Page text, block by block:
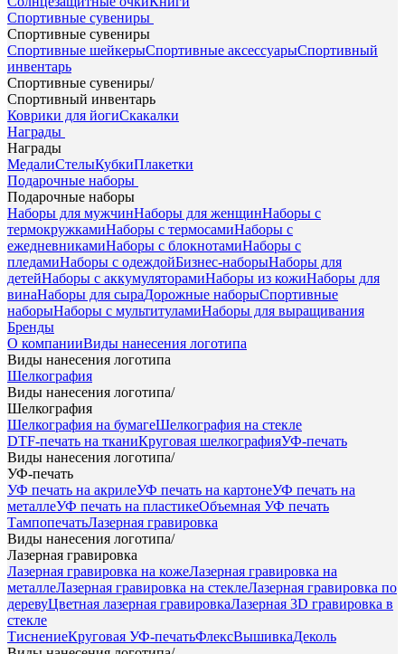
Спортивные сувениры
Спортивные сувениры
Спортивные шейкерыСпортивные аксессуарыСпортивный
инвентарь
Спортивные сувениры/
Спортивный инвентарь
Коврики для йогиСкакалки
Награды
Награды
МедалиСтелыКубкиПлакетки
Подарочные наборы
Подарочные наборы
Наборы для мужчинНаборы для женщинНаборы с
термокружкамиНаборы с термосамиНаборы с
ежедневникамиНаборы с блокнотамиНаборы с
пледамиНаборы с одеждойБизнес-наборыНаборы для
детейНаборы с аккумуляторамиНаборы из кожиНаборы для
винаНаборы для сыраДорожные наборыСпортивные
наборыНаборы с мультитуламиНаборы для выращивания
Бренды
О компанииВиды нанесения логотипа
Виды нанесения логотипа
Шелкография
Виды нанесения логотипа/
Шелкография
Шелкография на бумагеШелкография на стекле
DTF-печать на тканиКруговая шелкографияУФ-печать
Виды нанесения логотипа/
УФ-печать
УФ печать на акрилеУФ печать на картонеУФ печать на
металлеУФ печать на пластикеОбъемная УФ печать
ТампопечатьЛазерная гравировка
Виды нанесения логотипа/
Лазерная гравировка
Лазерная гравировка на кожеЛазерная гравировка на
металлеЛазерная гравировка на стеклеЛазерная гравировка по
деревуЦветная лазерная гравировкаЛазерная 3D гравировка в
стекле
ТиснениеКруговая УФ-печатьФлексВышивкаДеколь